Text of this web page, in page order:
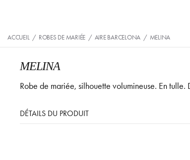
ACCUEIL / ROBES DE MARIÉE / AIRE BARCELONA / MELINA
MELINA
Robe de mariée, silhouette volumineuse. En
DÉTAILS DU PRODUIT